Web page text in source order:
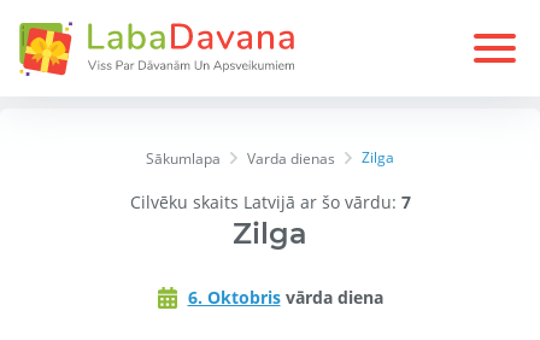
Sākumlapa Varda dienas Zilga
Cilvēku skaits Latvijā ar šo vārdu: 7
Zilga
6. Oktobrisvārda diena